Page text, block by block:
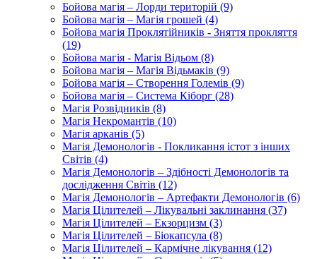
Бойова магія – Лорди територій (9)
Бойова магія – Магія грошей (4)
Бойова магія Проклятійників - Зняття прокляття
(19)
Бойова магія - Магія Відьом (8)
Бойова магія – Магія Відьмаків (9)
Бойова магія – Створення Големів (9)
Бойова магія – Система Кіборг (28)
Магія Розвідників (8)
Магія Некромантів (10)
Магія арканів (5)
Магія Демонологів - Покликання істот з інших
Світів (4)
Магія Демонологів – Здібності Демонологів та
дослідження Світів (12)
Магія Демонологів – Артефакти Демонологів (6)
Магія Цілителей – Лікувальні заклинання (37)
Магія Цілителей – Екзорцизм (3)
Магія Цілителей – Біокапсула (8)
Магія Цілителей – Кармічне лікування (12)